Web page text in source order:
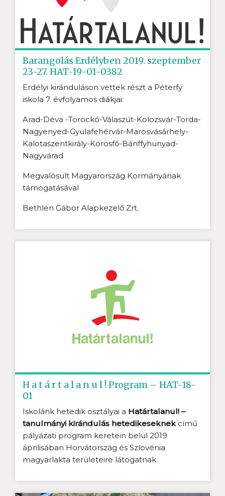
Barangolás Erdélyben 2019. szeptember
23-27. HAT-19-01-0382
Erdélyi kiránduláson vettek részt a Péterfy
iskola 7. évfolyamos diákjai:
Arad-Déva -Torockó-Válaszút-Kolozsvár-Torda-
Nagyenyed-Gyulafehérvár-Marosvásárhely-
Kalotaszentkirály-Körösfő-Bánffyhunyad-
Nagyvárad
Megvalósult Magyarország Kormányának
támogatásával
Bethlen Gábor Alapkezelő Zrt.
H a t á r t a l a n u l ! Program – HAT-18-
01
Iskolánk hetedik osztályai a Határtalanul! –
tanulmányi kirándulás hetedikeseknek című
pályázati program keretein belül 2019
áprilisában Horvátország és Szlovénia
magyarlakta területeire látogatnak.